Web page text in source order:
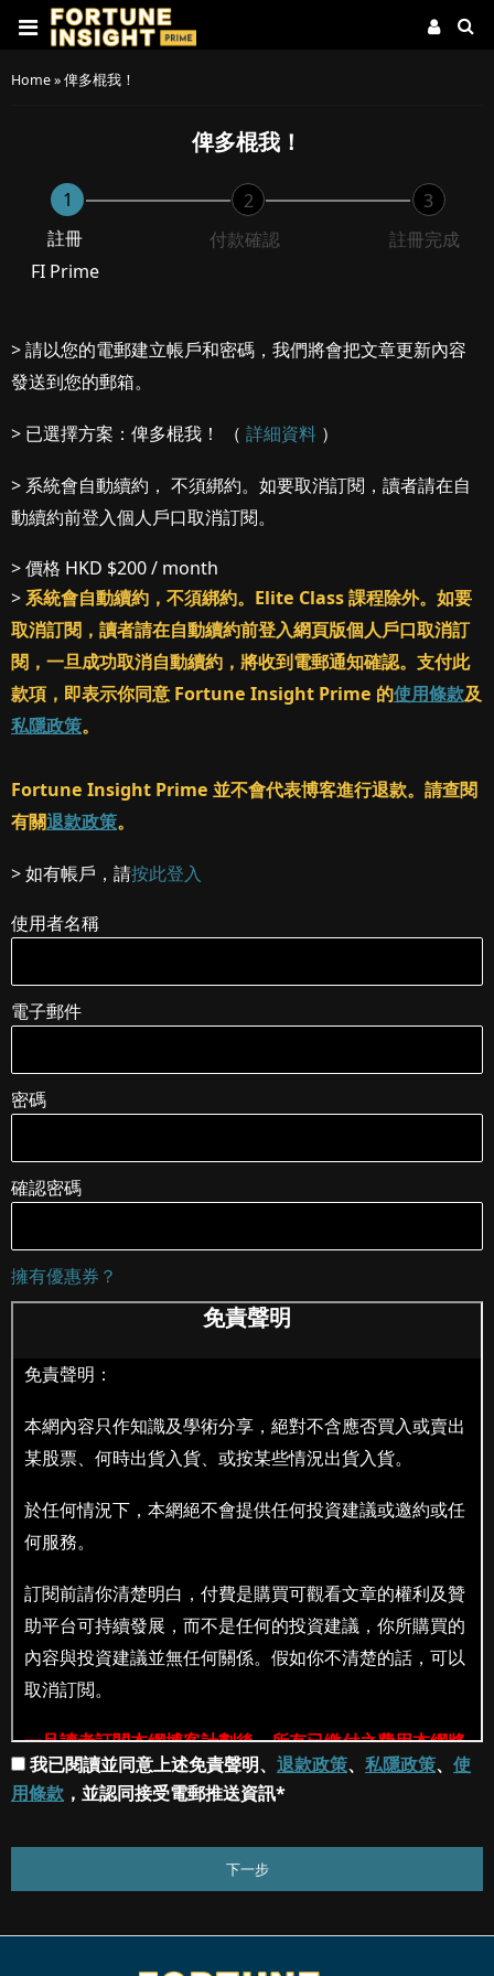
Home»俾多棍我！
俾多棍我！
1
註冊
FI Prime
2
付款確認
3
註冊完成
> 請以您的電郵建立帳戶和密碼，我們將會把文章更新內容
發送到您的郵箱。
> 已選擇方案：俾多棍我！ （ 詳細資料 ）
> 系統會自動續約， 不須綁約。如要取消訂閱，讀者請在自
動續約前登入個人戶口取消訂閱。
> 價格 HKD $200 / month
>系統會自動續約，不須綁約。Elite Class 課程除外。如要
取消訂閱，讀者請在自動續約前登入網頁版個人戶口取消訂
閱，一旦成功取消自動續約，將收到電郵通知確認。支付此
款項，即表示你同意 Fortune Insight Prime 的使用條款及
私隱政策。
Fortune Insight Prime 並不會代表博客進行退款。請查閱
有關退款政策。
> 如有帳戶，請按此登入
使用者名稱
電子郵件
密碼
確認密碼
擁有優惠券？
我已閱讀並同意上述免責聲明、 退款政策、 私隱政策、 使
用條款 ，並認同接受電郵推送資訊*